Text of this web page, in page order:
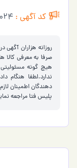
کد آگهی :
روزانه هزاران
صرفا به معرفی کالا
هیچ گونه
ندارد.لطفا
دهندگان اطمینان
پلیس فتا مراجعه